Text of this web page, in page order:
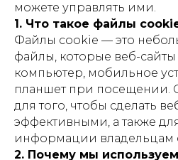
можете управлять ими.
1. Что такое файлы
Файлы cookie — это
файлы, которые веб-
компьютер, мобильное
планшет при посещении.
для того, чтобы сделать
эффективными, а также
информации владельцам
2. Почему мы